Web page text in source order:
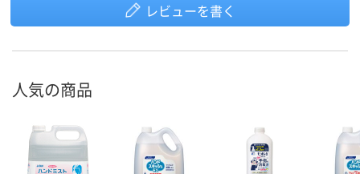
レビューを書く
人気の商品